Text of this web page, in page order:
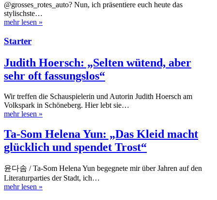
@grosses_rotes_auto? Nun, ich präsentiere euch heute das
stylischste…
mehr lesen »
Starter
Judith Hoersch: „Selten wütend, aber
sehr oft fassungslos“
Wir treffen die Schauspielerin und Autorin Judith Hoersch am
Volkspark in Schöneberg. Hier lebt sie…
mehr lesen »
Ta-Som Helena Yun: „Das Kleid macht
glücklich und spendet Trost“
윤다솜 / Ta-Som Helena Yun begegnete mir über Jahren auf den
Literaturparties der Stadt, ich…
mehr lesen »